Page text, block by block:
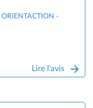
ORIENTACTION -
Lire l'avis